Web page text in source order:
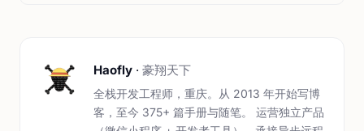
Haofly · 豪翔天下
全栈开发工程师，重庆。从 2013 年开始写博
客，至今 375+ 篇手册与随笔。 运营独立产品